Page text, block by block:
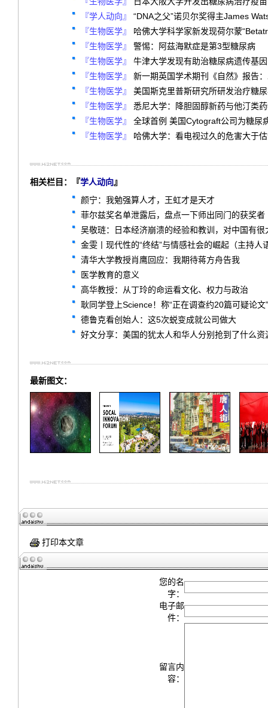
『学人动向』
“DNA之父”诺贝尔奖得主James
『生物医学』
哈佛大学科学家新发现荷尔蒙
『生物医学』
警惕：阿茲海默症是第3型糖尿病
『生物医学』
牛津大学发现有助治糖尿病遗传基
『生物医学』
新一期英国学术期刊《自然》报告
『生物医学』
美国斯克里普斯研究所研发治疗糖
『生物医学』
悉尼大学：降胆固醇新药与他汀类
『生物医学』
全球首例 美国Cytograft公司为糖尿
『生物医学』
哈佛大学：看电视过久的危害大于
相关栏目：『学人动向』
颜宁：我勉强算人才，王虹才是天才
菲尔兹奖名单泄露后，盘点一下师出同门的获奖者
吴敬琏：日本经济崩溃的经验和教训，对中国有很
金雯丨现代性的“终结”与情感社会的崛起（主持人
清华大学教授肖鹰回应：我期待蒋方舟告我
医学教育的意义
高华教授：从丁玲的命运看文化、权力与政治
耿同学登上Science！称“正在调查约20篇可疑论文”
德鲁克看创始人：这5次蜕变成就公司做大
好文分享：美国的犹太人和华人分别抢到了什么资
最新图文：
打印本文章
您的名
字：
电子邮
件：
留言内
容：